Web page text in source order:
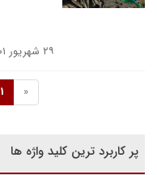
۲۹ شهریور ۱۴۰۱
«
1
پر کاربرد ترین کلید واژه ها